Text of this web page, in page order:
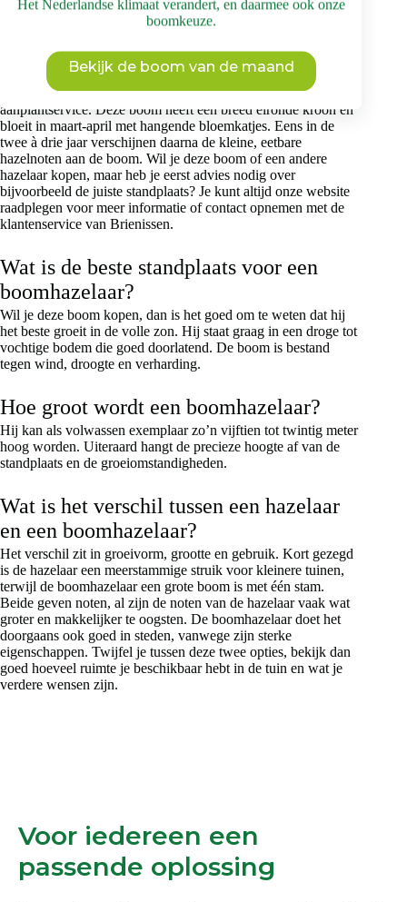
Het Nederlandse klimaat verandert, en daarmee ook onze
boomkeuze.
Bekijk de boom van de maand
productpagina
Ja, je kunt zeker een boomhazelaar (Corylus colurna)
Brienissen is gespecialiseerd in volwassen bomen kweken. Je
kunt er met name terecht voor grote exemplaren, maar ook
voor jonge bomen. Daarnaast heeft Brienissen een
aanplantservice. Deze boom heeft een breed eironde kroon en
bloeit in maart-april met hangende bloemkatjes. Eens in de
twee à drie jaar verschijnen daarna de kleine, eetbare
hazelnoten aan de boom. Wil je deze boom of een andere
hazelaar kopen, maar heb je eerst advies nodig over
bijvoorbeeld de juiste standplaats? Je kunt altijd onze website
raadplegen voor meer informatie of contact opnemen met de
klantenservice van Brienissen.
Wat is de beste standplaats voor een
boomhazelaar?
Wil je deze boom kopen, dan is het goed om te weten dat hij
het beste groeit in de volle zon. Hij staat graag in een droge tot
vochtige bodem die goed doorlatend. De boom is bestand
tegen wind, droogte en verharding.
Hoe groot wordt een boomhazelaar?
Hij kan als volwassen exemplaar zo’n vijftien tot twintig meter
hoog worden. Uiteraard hangt de precieze hoogte af van de
standplaats en de groeiomstandigheden.
Wat is het verschil tussen een hazelaar
en een boomhazelaar?
Het verschil zit in groeivorm, grootte en gebruik. Kort gezegd
is de hazelaar een meerstammige struik voor kleinere tuinen,
terwijl de boomhazelaar een grote boom is met één stam.
Beide geven noten, al zijn de noten van de hazelaar vaak wat
groter en makkelijker te oogsten. De boomhazelaar doet het
doorgaans ook goed in steden, vanwege zijn sterke
eigenschappen. Twijfel je tussen deze twee opties, bekijk dan
goed hoeveel ruimte je beschikbaar hebt in de tuin en wat je
verdere wensen zijn.
Voor iedereen een
passende oplossing